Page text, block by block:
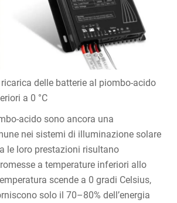
delle batterie al piombo-acido
a 0 °C
acido sono ancora una
nei sistemi di illuminazione solare
le loro prestazioni risultano
a temperature inferiori allo
scende a 0 gradi Celsius,
solo il 70–80% dell’energia